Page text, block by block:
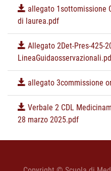
allegato 1sottomissione
di laurea.pdf
Allegato 2Det-Pres-425-
allegato 3commissione
Verbale 2 CDL
28 marzo 2025.pdf